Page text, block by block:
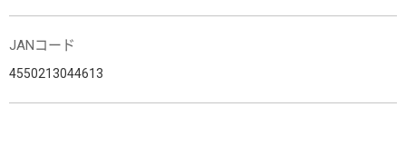
JANコード
4550213044613